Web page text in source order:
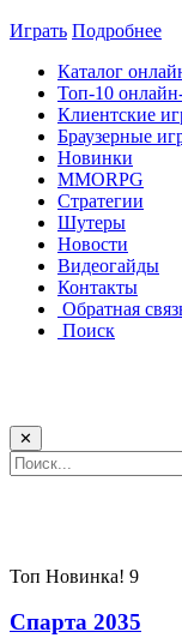
Играть Подробнее
Каталог
Топ-10
Клиентские
Браузерные
Новинки
MMORPG
Стратегии
Шутеры
Новости
Видеогайды
Контакты
Обратная
Поиск
✕
Топ Новинка! 9
Спарта 2035